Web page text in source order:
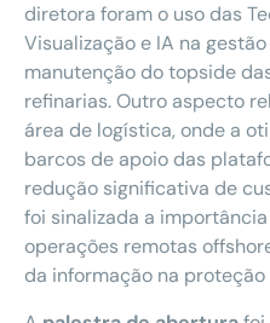
diretora foram o uso das
Visualização e IA na
manutenção do topside
refinarias. Outro aspecto
área de logística, onde a
barcos de apoio das
redução significativa de
foi sinalizada a
operações remotas
da informação na